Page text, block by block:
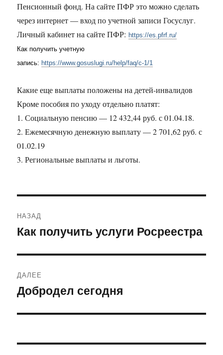
Пенсионный фонд. На сайте ПФР это можно сделать
через интернет — вход по учетной записи Госуслуг.
Личный кабинет на сайте ПФР: https://es.pfrf.ru/
Как получить учетную
запись: https://www.gosuslugi.ru/help/faq/c-1/1
Какие еще выплаты положены на детей-инвалидов
Кроме пособия по уходу отдельно платят:
1. Социальную пенсию — 12 432,44 руб. с 01.04.18.
2. Ежемесячную денежную выплату — 2 701,62 руб. с
01.02.19
3. Региональные выплаты и льготы.
по
НАЗАД
Предыдущая
Как получить услуги Росреестра
ДАЛЕЕ
Следующая
Добродел сегодня